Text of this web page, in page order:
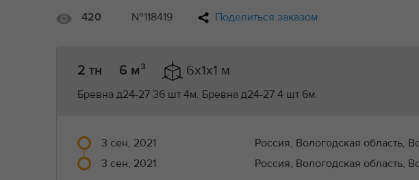
420 №118419 Поделиться заказом
2 тн 6 м³ 6x1x1 м
Бревна д24-27 36 шт 4м. Бревна д24-27 4 шт 6м.
3 сен, 2021
Россия, Вологодская область,
3 сен, 2021
Россия, Вологодская область,